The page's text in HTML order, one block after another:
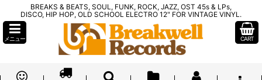
BREAKS & BEATS, SOUL, FUNK, ROCK, JAZZ, OST 45s & LPs,
DISCO, HIP HOP, OLD SCHOOL ELECTRO 12" FOR VINTAGE VINYL.
メニュー CART